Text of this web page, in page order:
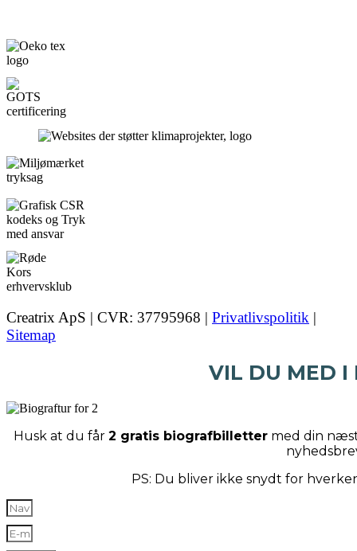
Creatrix ApS | CVR: 37795968 | Privatlivspolitik |
Sitemap
VIL DU MED I
Husk at du får 2 gratis biografbillettermed din
PS: Du bliver ikke snydt for